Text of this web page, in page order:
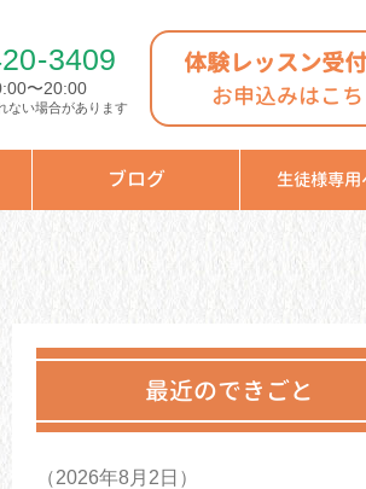
-3409
〜20:00
ない場合があります
体験レッスン受
お申込みはこ
ブログ 生徒様専
最近のできごと
（2026年8月2日）